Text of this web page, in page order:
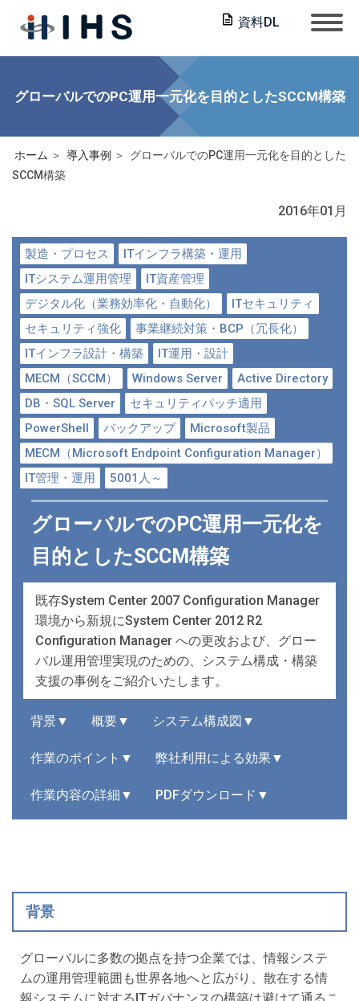
資料DL
グローバルでのPC運用一元化を目的としたSCCM構築
ホーム 導入事例
グローバルでのPC運用一元化を目的とした
SCCM構築
2016年01月
製造・プロセス
ITインフラ構築・運用
ITシステム運用管理
IT資産管理
デジタル化（業務効率化・自動化）
ITセキュリティ
セキュリティ強化
事業継続対策・BCP（冗長化）
ITインフラ設計・構築
IT運用・設計
MECM（SCCM）
Windows Server
Active Directory
DB・SQL Server
セキュリティパッチ適用
PowerShell
バックアップ
Microsoft製品
MECM（Microsoft Endpoint Configuration Manager）
IT管理・運用
5001人～
グローバルでのPC運用一元化を
目的としたSCCM構築
既存System Center 2007 Configuration Manager
環境から新規にSystem Center 2012 R2
Configuration Manager への更改および、グロー
バル運用管理実現のための、システム構成・構築
支援の事例をご紹介いたします。
背景▼ 概要▼ システム構成図▼
作業のポイント▼ 弊社利用による効果▼
作業内容の詳細▼ PDFダウンロード▼
背景
グローバルに多数の拠点を持つ企業では、情報システ
ムの運用管理範囲も世界各地へと広がり、散在する情